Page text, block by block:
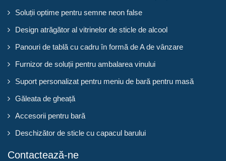
Soluții optime pentru semne neon false
Design atrăgător al vitrinelor de sticle de alcool
Panouri de tablă cu cadru în formă de A de vânzare
Furnizor de soluții pentru ambalarea vinului
Suport personalizat pentru meniu de bară pentru masă
Găleata de gheață
Accesorii pentru bară
Deschizător de sticle cu capacul barului
Contactează-ne